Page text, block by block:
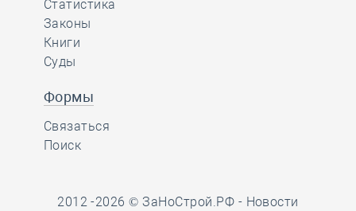
Статистика
Законы
Книги
Суды
Формы
Связаться
Поиск
2012 -2026 © ЗаНоСтрой.РФ - Новости